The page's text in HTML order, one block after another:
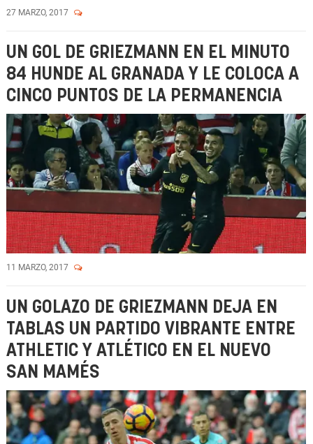
27 MARZO, 2017
UN GOL DE GRIEZMANN EN EL MINUTO
84 HUNDE AL GRANADA Y LE COLOCA A
CINCO PUNTOS DE LA PERMANENCIA
11 MARZO, 2017
UN GOLAZO DE GRIEZMANN DEJA EN
TABLAS UN PARTIDO VIBRANTE ENTRE
ATHLETIC Y ATLÉTICO EN EL NUEVO
SAN MAMÉS